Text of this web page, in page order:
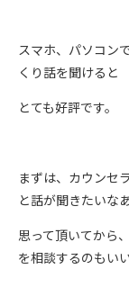
スマホ、パソコン
くり話を聞けると
とても好評です。
まずは、カウンセ
と話が聞きたいな
思って頂いてから
を相談するのもい